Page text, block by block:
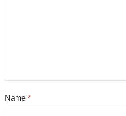
Name *